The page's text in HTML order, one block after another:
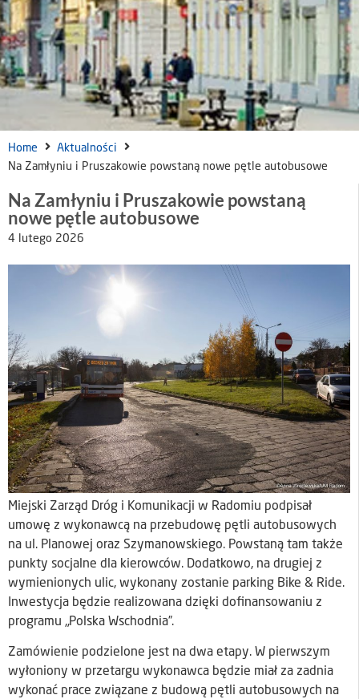
Home
Aktualności
Na Zamłyniu i Pruszakowie powstaną nowe pętle autobusowe
Na Zamłyniu i Pruszakowie powstaną
nowe pętle autobusowe
4 lutego 2026
Miejski Zarząd Dróg i Komunikacji w Radomiu podpisał
umowę z wykonawcą na przebudowę pętli autobusowych
na ul. Planowej oraz Szymanowskiego. Powstaną tam także
punkty socjalne dla kierowców. Dodatkowo, na drugiej z
wymienionych ulic, wykonany zostanie parking Bike & Ride.
Inwestycja będzie realizowana dzięki dofinansowaniu z
programu „Polska Wschodnia”.
Zamówienie podzielone jest na dwa etapy. W pierwszym
wyłoniony w przetargu wykonawca będzie miał za zadnia
wykonać prace związane z budową pętli autobusowych na